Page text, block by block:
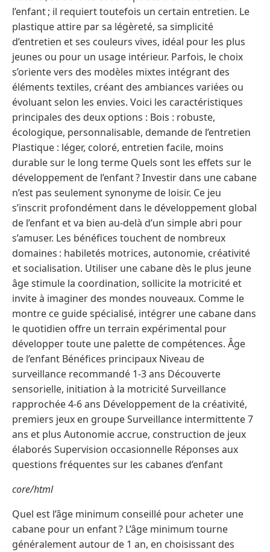
l’enfant ; il requiert toutefois un certain entretien. Le
plastique attire par sa légèreté, sa simplicité
d’entretien et ses couleurs vives, idéal pour les plus
jeunes ou pour un usage intérieur. Parfois, le choix
s’oriente vers des modèles mixtes intégrant des
éléments textiles, créant des ambiances variées ou
évoluant selon les envies. Voici les caractéristiques
principales des deux options : Bois : robuste,
écologique, personnalisable, demande de l’entretien
Plastique : léger, coloré, entretien facile, moins
durable sur le long terme Quels sont les effets sur le
développement de l’enfant ? Investir dans une cabane
n’est pas seulement synonyme de loisir. Ce jeu
s’inscrit profondément dans le développement global
de l’enfant et va bien au-delà d’un simple abri pour
s’amuser. Les bénéfices touchent de nombreux
domaines : habiletés motrices, autonomie, créativité
et socialisation. Utiliser une cabane dès le plus jeune
âge stimule la coordination, sollicite la motricité et
invite à imaginer des mondes nouveaux. Comme le
montre ce guide spécialisé, intégrer une cabane dans
le quotidien offre un terrain expérimental pour
développer toute une palette de compétences. Âge
de l’enfant Bénéfices principaux Niveau de
surveillance recommandé 1-3 ans Découverte
sensorielle, initiation à la motricité Surveillance
rapprochée 4-6 ans Développement de la créativité,
premiers jeux en groupe Surveillance intermittente 7
ans et plus Autonomie accrue, construction de jeux
élaborés Supervision occasionnelle Réponses aux
questions fréquentes sur les cabanes d’enfant
core/html
Quel est l’âge minimum conseillé pour acheter une
cabane pour un enfant ? L’âge minimum tourne
généralement autour de 1 an, en choisissant des